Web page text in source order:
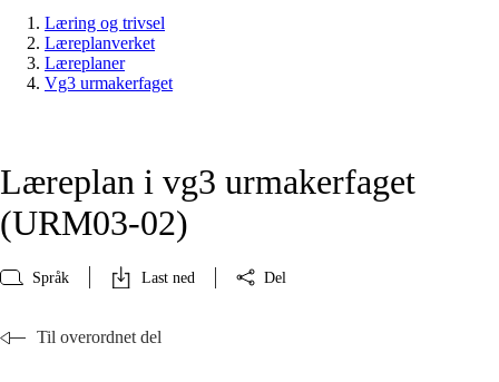
Læring og trivsel
Læreplanverket
Læreplaner
Vg3 urmakerfaget
Læreplan i vg3 urmakerfaget
(URM03‑02)
Språk Last ned Del
Til overordnet del